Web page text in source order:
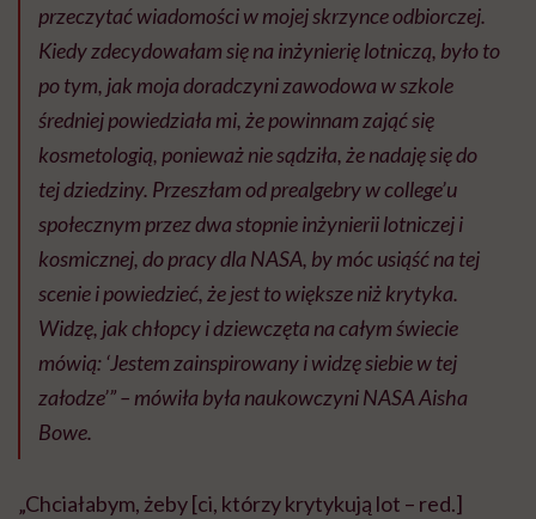
przeczytać wiadomości w mojej skrzynce odbiorczej.
Kiedy zdecydowałam się na inżynierię lotniczą, było to
po tym, jak moja doradczyni zawodowa w szkole
średniej powiedziała mi, że powinnam zająć się
kosmetologią, ponieważ nie sądziła, że nadaję się do
tej dziedziny. Przeszłam od prealgebry w college’u
społecznym przez dwa stopnie inżynierii lotniczej i
kosmicznej, do pracy dla NASA, by móc usiąść na tej
scenie i powiedzieć, że jest to większe niż krytyka.
Widzę, jak chłopcy i dziewczęta na całym świecie
mówią: ‘Jestem zainspirowany i widzę siebie w tej
załodze’” – mówiła była naukowczyni NASA Aisha
Bowe.
„Chciałabym, żeby [ci, którzy krytykują lot – red.]